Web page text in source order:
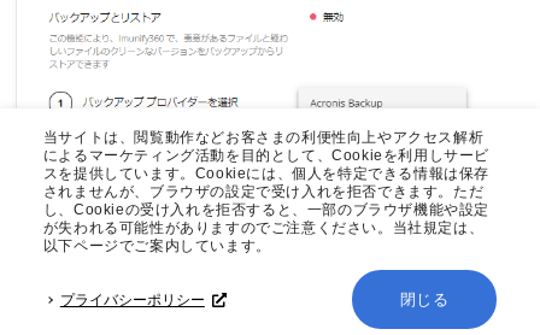
当サイトは、閲覧動作などお客さまの利便性向上やアクセス解析
によるマーケティング活動を目的として、Cookieを利用しサービ
スを提供しています。Cookieには、個人を特定できる情報は保存
されませんが、ブラウザの設定で受け入れを拒否できます。ただ
し、Cookieの受け入れを拒否すると、一部のブラウザ機能や設定
が失われる可能性がありますのでご注意ください。当社規定は、
以下ページでご案内しています。
プライバシーポリシー 閉じる
「バックアップを接続」ボタンをクリックするとバックアップの接
続テストが行われます。
メルマガ会員募集中！
アカデミーの最新情報や会員限定の
お得な情報をお届けします。
メルマガ登録はこちら